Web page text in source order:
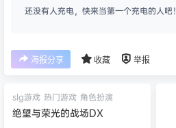
还没有人充电，快来当第一个充电的人吧！
海报分享 收藏 举报
slg游戏 热门游戏 角色扮演
绝望与荣光的战场DX